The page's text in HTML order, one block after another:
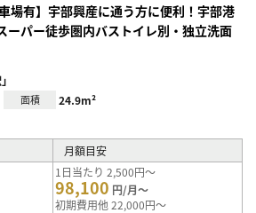
場有】宇部興産に通う方に便利！宇部港
ーパー徒歩圏内バストイレ別・独立洗面
面積 24.9m²
月額目安
1日当たり 2,500円～
98,100 円/月～
初期費用他 22,000円～